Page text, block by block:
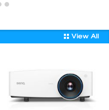
View All